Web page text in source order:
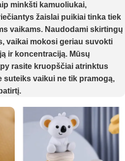
minkšti kamuoliukai,
žaislai puikiai tinka tiek
vaikams. Naudodami skirtingų
vaikai mokosi geriau suvokti
ir koncentraciją. Mūsų
rasite kruopščiai atrinktus
suteiks vaikui ne tik pramogą,